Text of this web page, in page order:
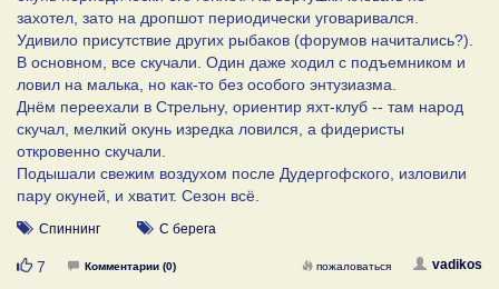
захотел, зато на дропшот периодически уговаривался.
Удивило присутствие других рыбаков (форумов начитались?).
В основном, все скучали. Один даже ходил с подъемником и
ловил на малька, но как-то без особого энтузиазма.
Днём переехали в Стрельну, ориентир яхт-клуб -- там народ
скучал, мелкий окунь изредка ловился, а фидеристы
откровенно скучали.
Подышали свежим воздухом после Дудергофского, изловили
пару окуней, и хватит. Сезон всё.
Спиннинг С берега
Нравится
7 Комментарии (0) vadikos
пожаловаться